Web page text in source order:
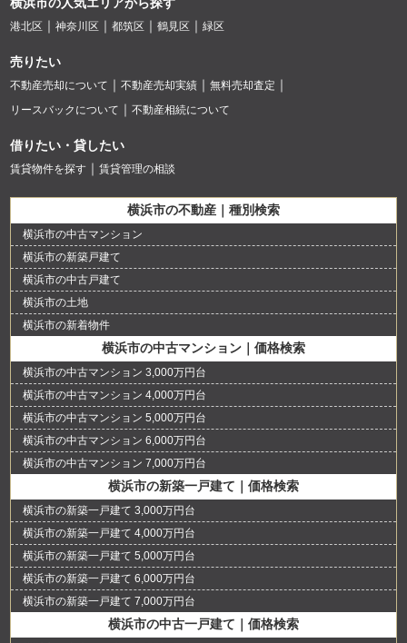
港北区 神奈川区 都筑区 鶴見区 緑区
売りたい
不動産売却について 不動産売却実績
無料売却査定
リースバックについて
不動産相続について
借りたい・貸したい
賃貸物件を探す 賃貸管理の相談
横浜市の不動産｜種別検索
横浜市の中古マンション
横浜市の新築戸建て
横浜市の中古戸建て
横浜市の土地
横浜市の新着物件
横浜市の中古マンション｜価格検索
横浜市の中古マンション 3,000万円台
横浜市の中古マンション 4,000万円台
横浜市の中古マンション 5,000万円台
横浜市の中古マンション 6,000万円台
横浜市の中古マンション 7,000万円台
横浜市の新築一戸建て｜価格検索
横浜市の新築一戸建て 3,000万円台
横浜市の新築一戸建て 4,000万円台
横浜市の新築一戸建て 5,000万円台
横浜市の新築一戸建て 6,000万円台
横浜市の新築一戸建て 7,000万円台
横浜市の中古一戸建て｜価格検索